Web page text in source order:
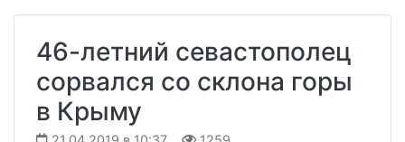
46-летний севастополец
сорвался со склона горы
в Крыму